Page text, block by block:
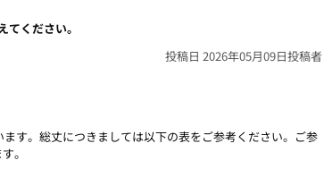
ください。
投稿者
投稿日 2026年05月09日
す。総丈につきましては以下の表をご参考ください。ご参
。